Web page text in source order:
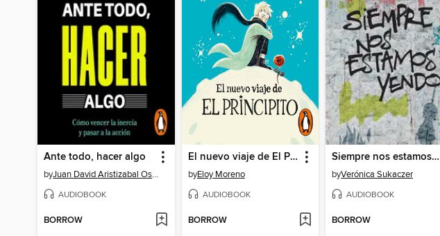
Ante todo, hacer algo
by Juan David Aristizabal Ospina
AUDIOBOOK
BORROW
El nuevo viaje de El Principito
byEloy Moreno
AUDIOBOOK
BORROW
Siempre nos estamos yendo
byVerónica Sukaczer
AUDIOBOOK
BORROW